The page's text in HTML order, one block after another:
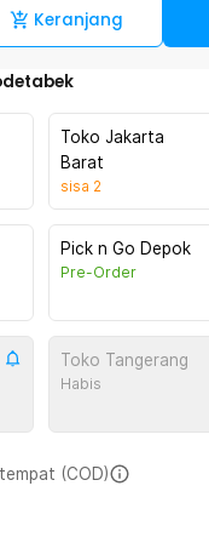
Keranjang
Toko Jakarta
Barat
sisa 2
Pick n Go Depok
Pre-Order
Toko Tangerang
Habis
(COD)